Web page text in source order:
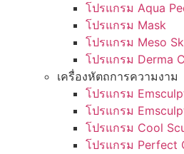
โปรแกรม Aqua
โปรแกรม Mask
โปรแกรม Meso
โปรแกรม Derma
เครื่องหัตถการความงาม
โปรแกรม
โปรแกรม
โปรแกรม Cool
โปรแกรม Perfect